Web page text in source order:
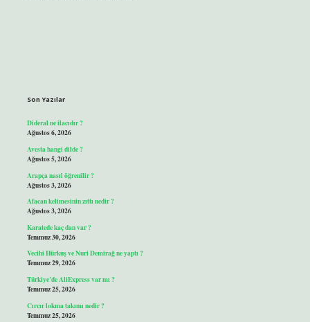
Son Yazılar
Dideral ne ilacıdır ?
Ağustos 6, 2026
Avesta hangi dilde ?
Ağustos 5, 2026
Arapça nasıl öğrenilir ?
Ağustos 3, 2026
Afacan kelimesinin zıttı nedir ?
Ağustos 3, 2026
Karatede kaç dan var ?
Temmuz 30, 2026
Vecihi Hürkuş ve Nuri Demirağ ne yaptı ?
Temmuz 29, 2026
Türkiye’de AliExpress var mı ?
Temmuz 25, 2026
Cırcır lokma takımı nedir ?
Temmuz 25, 2026